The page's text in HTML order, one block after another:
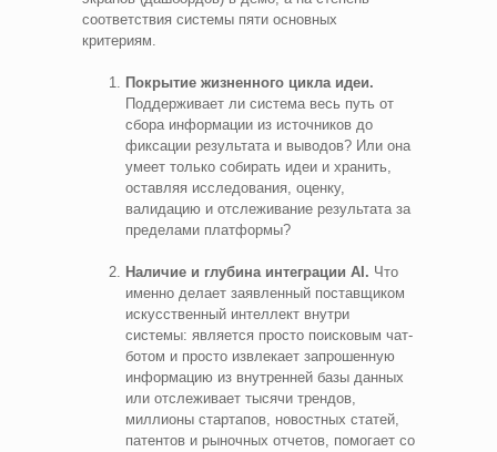
соответствия системы пяти основных
критериям.
Покрытие жизненного цикла идеи.
Поддерживает ли система весь путь от
сбора информации из источников до
фиксации результата и выводов? Или она
умеет только собирать идеи и хранить,
оставляя исследования, оценку,
валидацию и отслеживание результата за
пределами платформы?
Наличие и глубина интеграции AI. Что
именно делает заявленный поставщиком
искусственный интеллект внутри
системы: является просто поисковым чат-
ботом и просто извлекает запрошенную
информацию из внутренней базы данных
или отслеживает тысячи трендов,
миллионы стартапов, новостных статей,
патентов и рыночных отчетов, помогает со